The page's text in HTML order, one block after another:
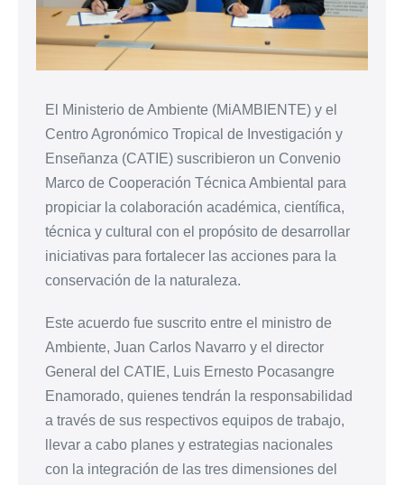
El Ministerio de Ambiente (MiAMBIENTE) y el
Centro Agronómico Tropical de Investigación y
Enseñanza (CATIE) suscribieron un Convenio
Marco de Cooperación Técnica Ambiental para
propiciar la colaboración académica, científica,
técnica y cultural con el propósito de desarrollar
iniciativas para fortalecer las acciones para la
conservación de la naturaleza.
Este acuerdo fue suscrito entre el ministro de
Ambiente, Juan Carlos Navarro y el director
General del CATIE, Luis Ernesto Pocasangre
Enamorado, quienes tendrán la responsabilidad
a través de sus respectivos equipos de trabajo,
llevar a cabo planes y estrategias nacionales
con la integración de las tres dimensiones del